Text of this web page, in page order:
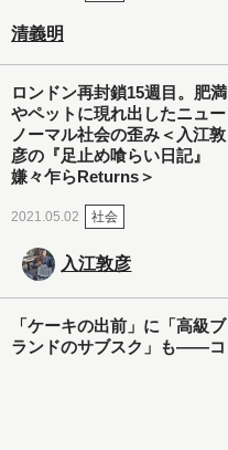
清義明
ロンドン再封鎖15週目。肥満
やペットに現れ出したニュー
ノーマル社会の歪み＜入江敦
彦の『足止め喰らい日記』
嫌々乍らReturns＞
2021.05.02 社会
入江敦彦
「ケーキの出前」に「高級ブ
ランドのサブスク」も――コ